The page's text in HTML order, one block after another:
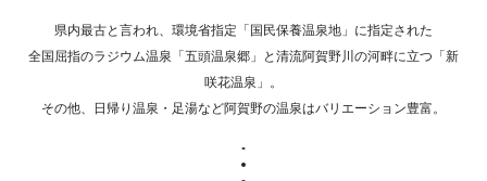
県内最古と言われ、環境省指定「国民保養温泉地」に指定された
全国屈指のラジウム温泉「五頭温泉郷」と清流阿賀野川の河畔に立つ「新
咲花温泉」。
その他、日帰り温泉・足湯など阿賀野の温泉はバリエーション豊富。